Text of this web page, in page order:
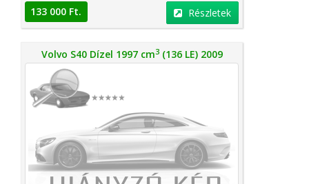
133 000 Ft. Részletek
Volvo S40 Dízel 1997 cm3(136 LE) 2009